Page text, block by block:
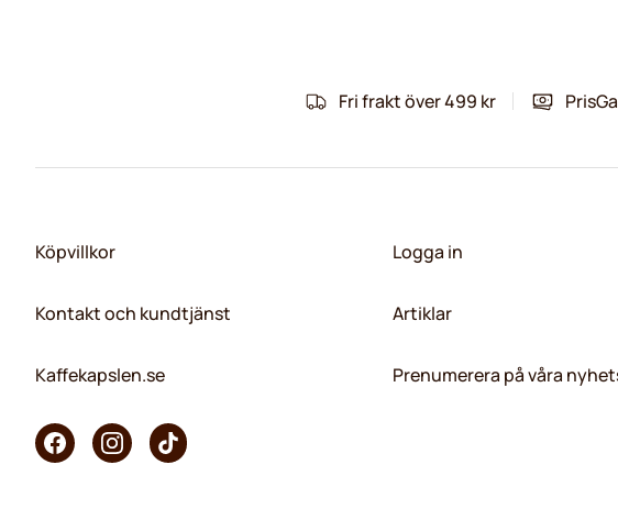
Fri frakt över 499 kr
Köpvillkor
Kontakt och kundtjänst
Kaffekapslen.se
Logga in
Artiklar
Prenumerera på våra